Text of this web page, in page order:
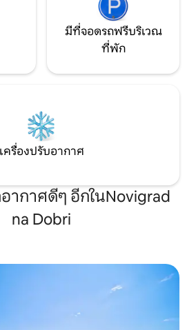
มีที่จอดรถฟรีบริเวณ
ที่พัก
เครื่องปรับอากาศ
ากาศดีๆ อีกในNovigrad
na Dobri